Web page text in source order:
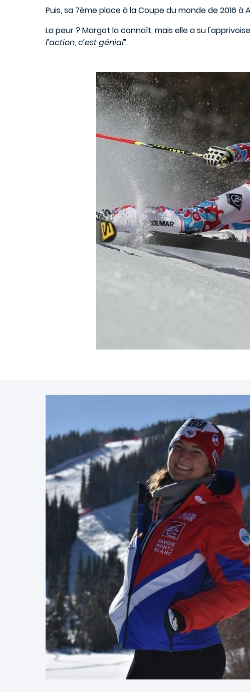
Puis, sa 7ème place à la Coupe du monde de 2016
La peur ? Margot la connaît, mais elle a su
l’action, c’est génial”.